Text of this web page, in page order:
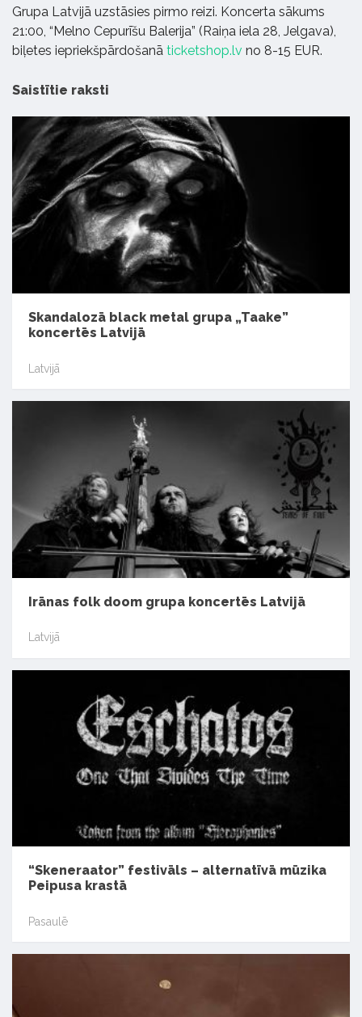
Grupa Latvijā uzstāsies pirmo reizi. Koncerta sākums
21:00, “Melno Cepurīšu Balerija” (Raiņa iela 28, Jelgava),
biļetes iepriekšpārdošanā ticketshop.lv no 8-15 EUR.
Saistītie raksti
Skandalozā black metal grupa „Taake”
koncertēs Latvijā
Latvijā
Irānas folk doom grupa koncertēs Latvijā
Latvijā
“Skeneraator” festivāls – alternatīvā mūzika
Peipusa krastā
Pasaulē